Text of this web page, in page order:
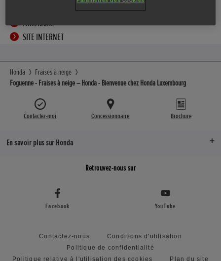
ITINÉRAIRE
SITE INTERNET
Honda
Fraises à neige
Foguenne - Fraises à neige – Honda - Bienvenue chez Honda Luxembourg
Contactez-moi Concessionnaire Brochure
En savoir plus sur Honda
Retrouvez-nous sur
Facebook YouTube
Contactez-nous
Conditions d'utilisation
Politique de confidentialité
Politique relative à l'utilisation des cookies
Plan du site